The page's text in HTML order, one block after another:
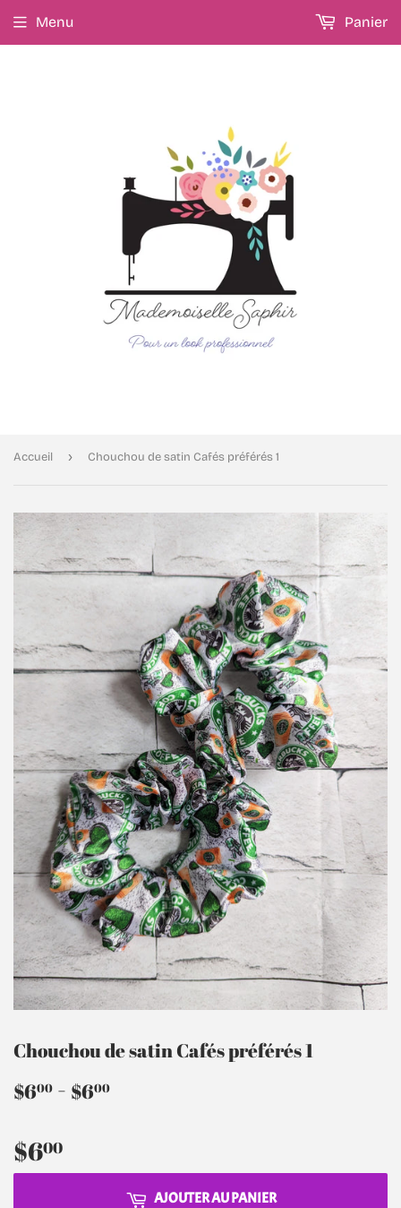
Menu Panier
Accueil › Chouchou de satin Cafés préférés 1
Chouchou de satin Cafés préférés 1
$600 $6.00
- $600
$600
AJOUTER AU PANIER